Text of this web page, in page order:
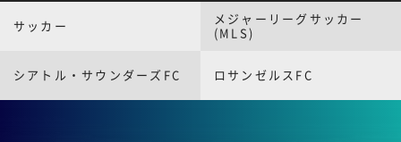
サッカー
メジャーリーグサッカー
(MLS)
シアトル・サウンダーズFC ロサンゼルスFC